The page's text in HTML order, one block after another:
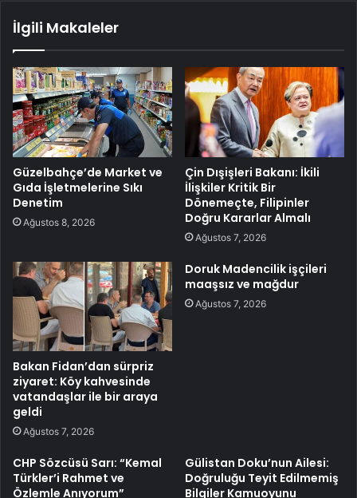
İlgili Makaleler
Güzelbahçe’de Market ve
Gıda İşletmelerine Sıkı
Denetim
Ağustos 8, 2026
Çin Dışişleri Bakanı: İkili
İlişkiler Kritik Bir
Dönemeçte, Filipinler
Doğru Kararlar Almalı
Ağustos 7, 2026
Bakan Fidan’dan sürpriz
ziyaret: Köy kahvesinde
vatandaşlar ile bir araya
geldi
Ağustos 7, 2026
Doruk Madencilik işçileri
maaşsız ve mağdur
Ağustos 7, 2026
CHP Sözcüsü Sarı: “Kemal
Türkler’i Rahmet ve
Özlemle Anıyorum”
Gülistan Doku’nun Ailesi:
Doğruluğu Teyit Edilmemiş
Bilgiler Kamuoyunu